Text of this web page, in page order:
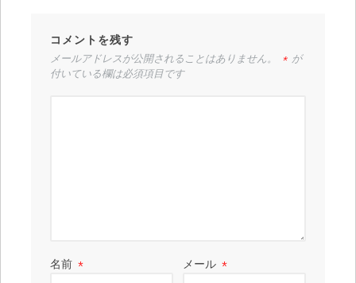
コメントを残す
メールアドレスが公開されることはありません。 *が
付いている欄は必須項目です
名前 * メール*